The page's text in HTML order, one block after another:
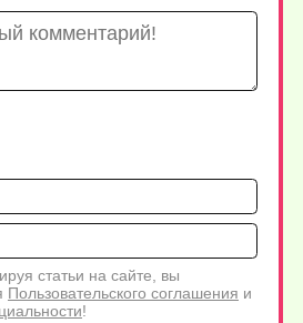
Имя*
статьи на сайте, вы
Пользовательского соглашения и
!